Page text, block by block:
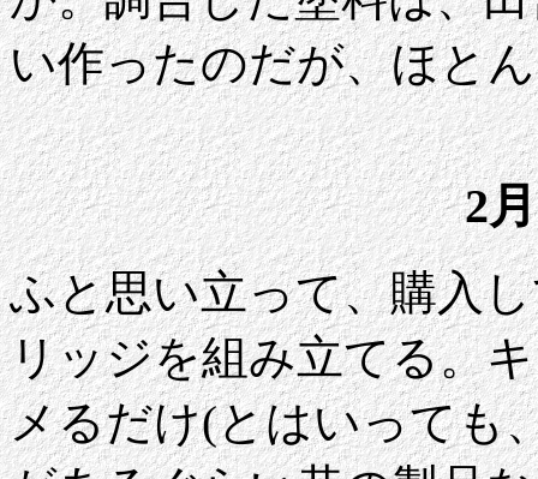
い作ったのだが、ほと
2
ふと思い立って、購入
リッジを組み立てる。
メるだけ(とはいっても